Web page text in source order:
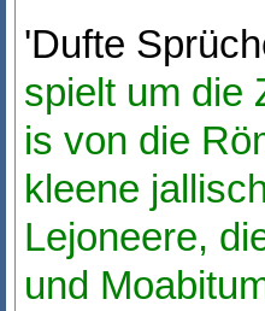
'Dufte
spielt um die
is von die
kleene
Lejoneere,
und